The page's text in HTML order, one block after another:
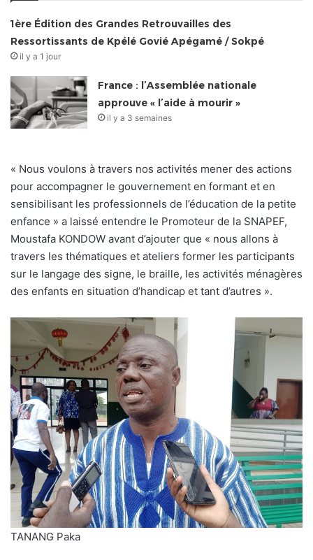
1ère Édition des Grandes Retrouvailles des
Ressortissants de Kpélé Govié Apégamé / Sokpé
il y a 1 jour
France : l’Assemblée nationale
approuve « l’aide à mourir »
il y a 3 semaines
« Nous voulons à travers nos activités mener des actions
pour accompagner le gouvernement en formant et en
sensibilisant les professionnels de l’éducation de la petite
enfance » a laissé entendre le Promoteur de la SNAPEF,
Moustafa KONDOW avant d’ajouter que « nous allons à
travers les thématiques et ateliers former les participants
sur le langage des signe, le braille, les activités ménagères
des enfants en situation d’handicap et tant d’autres ».
TANANG Paka